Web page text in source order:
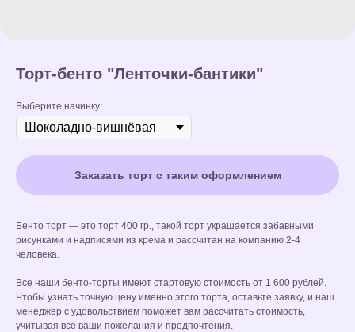
Торт-бенто "Ленточки-бантики"
Выберите начинку:
Заказать торт с таким оформлением
Бенто торт — это торт 400 гр., такой торт украшается забавными
рисунками и надписями из крема и рассчитан на компанию 2-4
человека.
Все наши бенто-торты имеют стартовую стоимость от 1 600 рублей.
Чтобы узнать точную цену именно этого торта, оставьте заявку, и наш
менеджер с удовольствием поможет вам рассчитать стоимость,
учитывая все ваши пожелания и предпочтения.